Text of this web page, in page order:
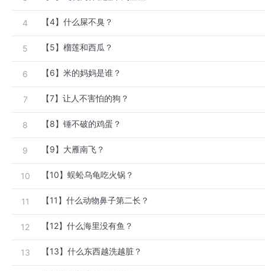
4 【4】什么屎不臭？
5 【5】榴莲和西瓜？
6 【6】米的妈妈是谁？
7 【7】让人不害怕的狗？
8 【8】锤不破的鸡蛋？
9 【9】大雁南飞？
10 【10】蜈蚣乌龟吃火锅？
11 【11】什么动物鼻子第二长？
12 【12】什么海里没有鱼？
13 【13】什么东西越洗越脏？